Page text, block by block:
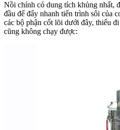
Nồi chính có dung tích khủng nhất,
đầu để đẩy nhanh tiến trình sôi của
các bộ phận cốt lõi dưới đây, thiếu
cũng không chạy được: